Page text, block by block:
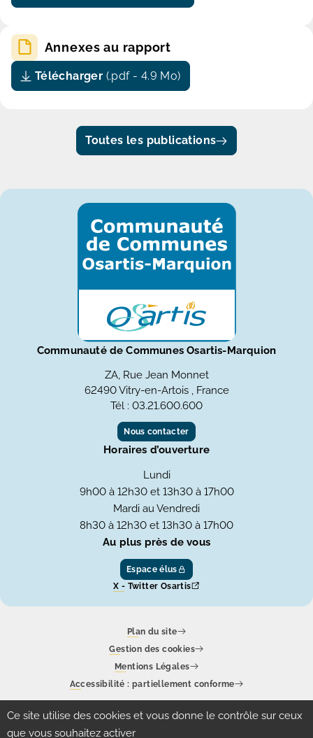
Ce site utilise des cookies et vous donne le contrôle sur ceux
que vous souhaitez activer
Annexes au rapport
Télécharger (.pdf - 4.9 Mo)
Toutes les publications
Communauté de Communes Osartis-Marquion
ZA, Rue Jean Monnet
62490 Vitry-en-Artois , France
Tél : 03.21.600.600
Nous contacter
Horaires d’ouverture
Lundi
9h00 à 12h30 et 13h30 à 17h00
Mardi au Vendredi
8h30 à 12h30 et 13h30 à 17h00
Au plus près de vous
Espace élus
X - Twitter Osartis
Plan du site
Gestion des cookies
Mentions Légales
Accessibilité : partiellement conforme
Un site produit parEolas